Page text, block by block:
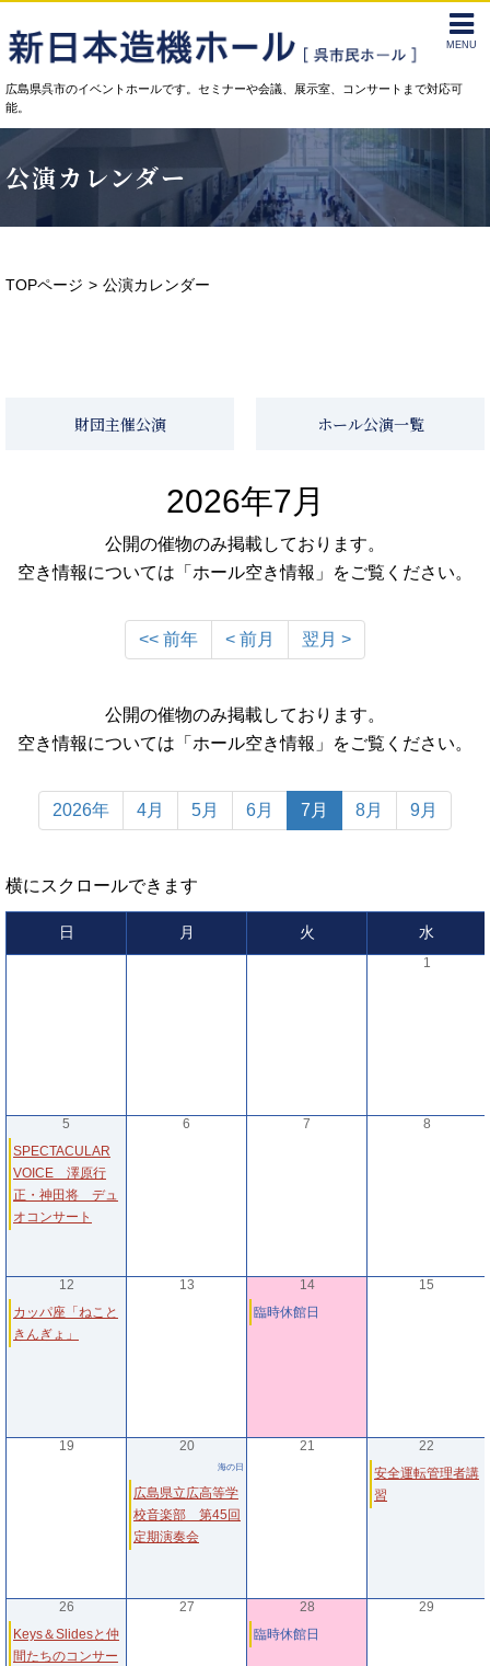
広島県呉市のイベントホールです。セミナーや会議、展示室、コンサートまで対応可
能。
公演カレンダー
TOPページ 公演カレンダー
財団主催公演 ホール公演一覧
2026年7月
公開の催物のみ掲載しております。
空き情報については「ホール空き情報」をご覧ください。
<< 前年 < 前月 翌月 >
公開の催物のみ掲載しております。
空き情報については「ホール空き情報」をご覧ください。
2026年 4月 5月 6月 7月 8月 9月
横にスクロールできます
日 月 火 水
1
5
SPECTACULAR
VOICE 澤原行
正・神田将 デュ
オコンサート
6 7 8
12
カッパ座「ねこと
きんぎょ」
13
14
臨時休館日
15
19 20
海の日
広島県立広高等学
校音楽部 第45回
定期演奏会
21
22
安全運転管理者講
習
26
Keys＆Slidesと仲
間たちのコンサー
27
28
臨時休館日
29
MENU